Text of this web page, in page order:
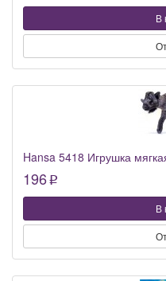
В
Hansa 5418 Игрушка
196p
В